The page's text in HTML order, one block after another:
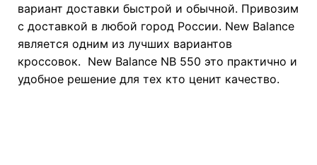
вариант доставки быстрой и обычной. Привозим
с доставкой в любой город России. New Balance
является одним из лучших вариантов
кроссовок. New Balance NB 550 это практично и
удобное решение для тех кто ценит качество.